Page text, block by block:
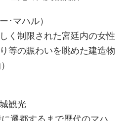
･マハル）
く制限された宮廷内の女性
等の賑わいを眺めた建造物
観光
遷都するまで歴代のマハ